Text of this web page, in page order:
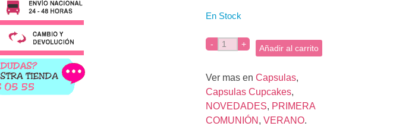
En Stock
Añadir al carrito
Ver mas en Capsulas,
Capsulas Cupcakes,
NOVEDADES, PRIMERA
COMUNIÓN , VERANO.